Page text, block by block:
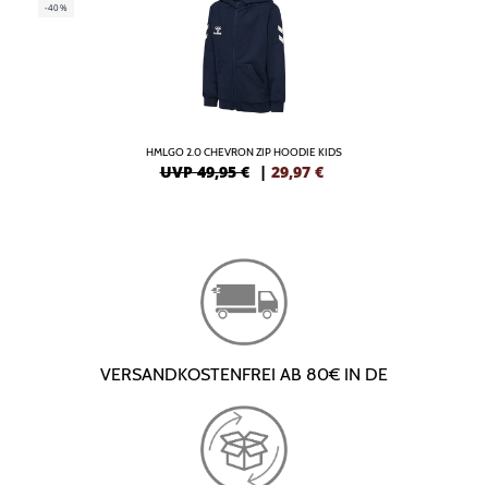
-40%
HMLGO 2.0 CHEVRON ZIP HOODIE KIDS
UVP 49,95 € | 29,97 €
VERSANDKOSTENFREI AB 80€ IN DE